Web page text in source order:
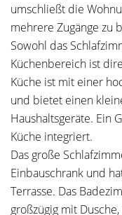
umschließt die
mehrere Zugänge zu
Sowohl das
Küchenbereich ist
Küche ist mit einer
und bietet einen
Haushaltsgeräte. Ein
Küche integriert.
Das große
Einbauschrank und
Terrasse. Das
großzügig mit